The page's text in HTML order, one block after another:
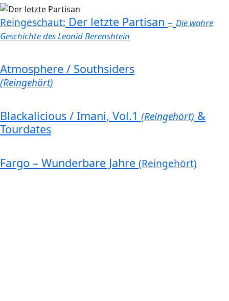
Reingeschaut: Der letzte Partisan – Die wahre
Geschichte des Leonid Berenshtein
Atmosphere / Southsiders
(Reingehört)
Blackalicious / Imani, Vol.1 (Reingehört) &
Tourdates
Fargo – Wunderbare Jahre (Reingehört)